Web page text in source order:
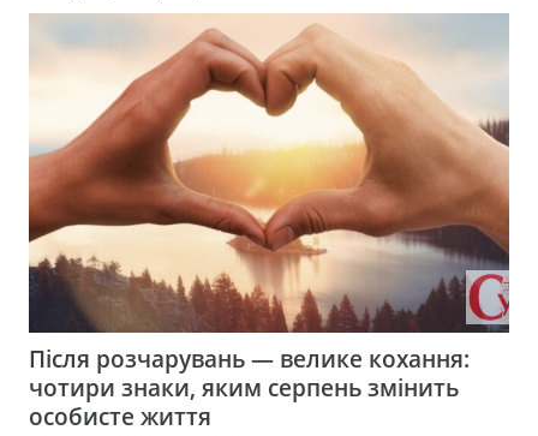
Після розчарувань — велике кохання:
чотири знаки, яким серпень змінить
особисте життя